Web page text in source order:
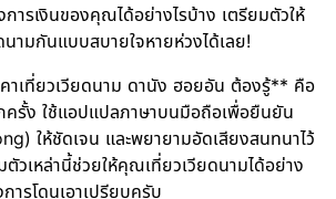
การเงินของคุณได้อย่างไรบ้าง เตรียมตัวให้
ามกันแบบสบายใจหายห่วงได้เลย!
าเที่ยวเวียดนาม ดานัง ฮอยอัน ต้องรู้** คือ
ครั้ง ใช้แอปแปลภาษาบนมือถือเพื่อยืนยัน
ให้ชัดเจน และพยายามอัดเสียงสนทนาไว้
วเหล่านี้ช่วยให้คุณเที่ยวเวียดนามได้อย่าง
ารโดนเอาเปรียบครับ